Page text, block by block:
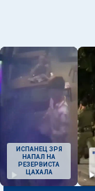
ИСПАНЕЦ ЗРЯ
НАПАЛ НА
РЕЗЕРВИСТА
ЦАХАЛА